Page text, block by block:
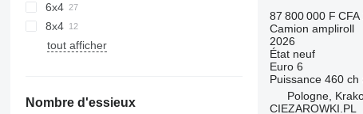
6x4
8x4
tout afficher
Nombre d'essieux
87 800 000 F CFA
Camion ampliroll
2026
Étatneuf
Euro 6
Puissance 460 ch
Pologne,
CIEZAROWKI.PL